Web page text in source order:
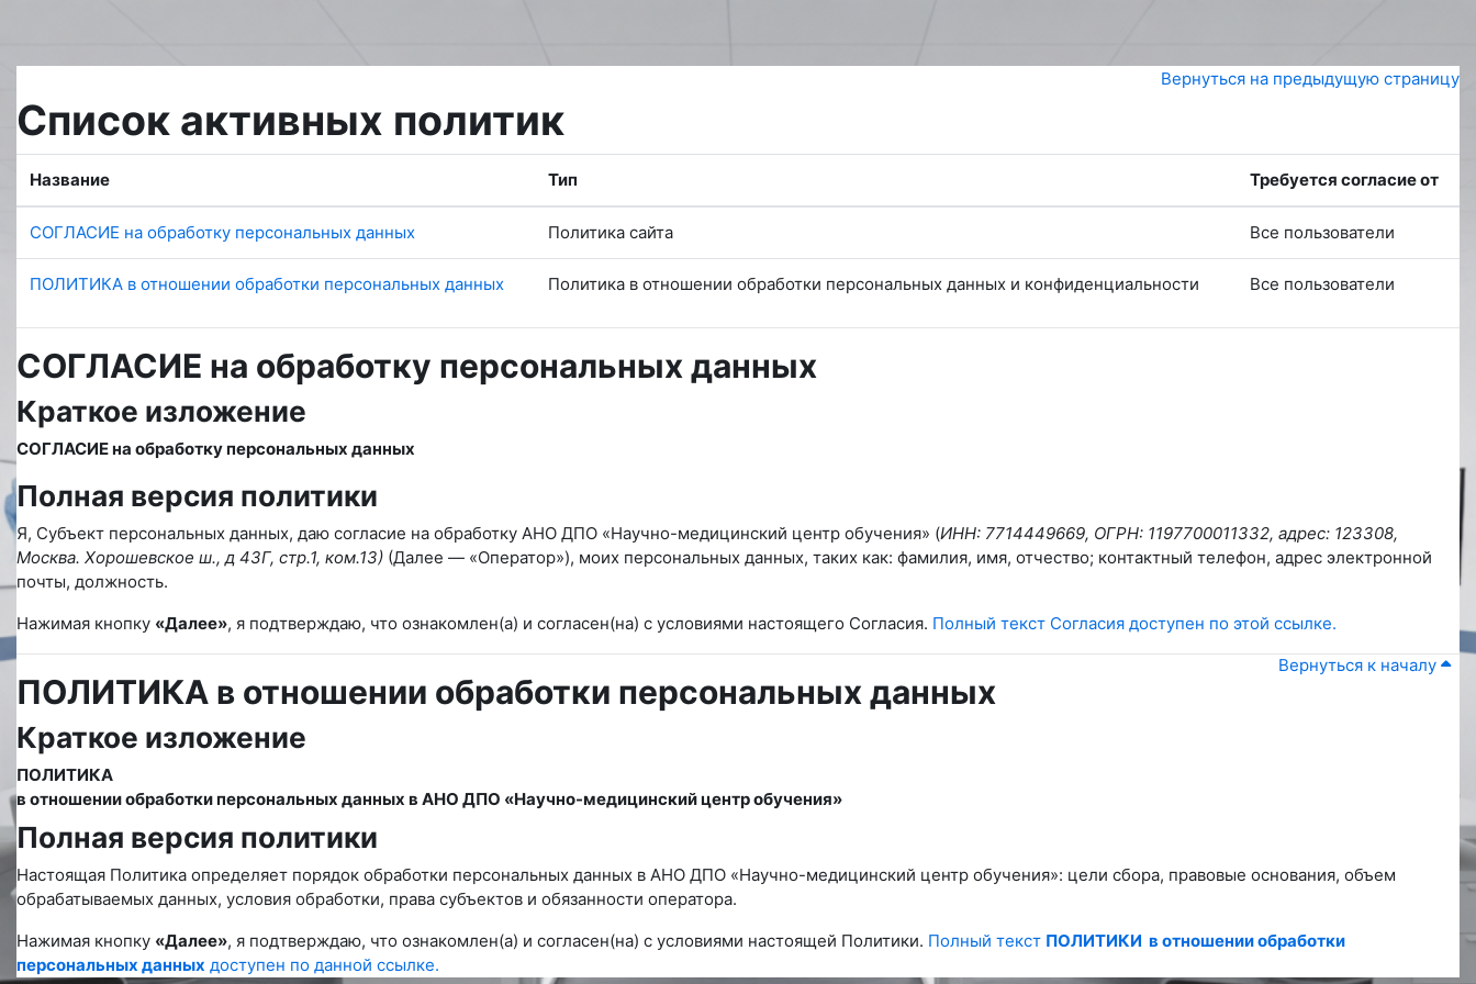
Вернуться на предыдущую страницу
Список активных политик
Название Тип Требуется согласие от
СОГЛАСИЕ на обработку персональных данных Политика сайта Все пользователи
ПОЛИТИКА в отношении обработки персональных данных Политика в отношении обработки персональных данных и конфиденциальности Все пользователи
СОГЛАСИЕ на обработку персональных данных
Краткое изложение
СОГЛАСИЕ на обработку персональных данных
Полная версия политики
Я, Субъект персональных данных, даю согласие на обработку АНО ДПО «Научно-медицинский центр обучения» (ИНН: 7714449669, ОГРН: 1197700011332, адрес: 123308,
Москва. Хорошевское ш., д 43Г, стр.1, ком.13) (Далее — «Оператор»), моих персональных данных, таких как: фамилия, имя, отчество; контактный телефон, адрес электронной
почты, должность.
Нажимая кнопку «Далее», я подтверждаю, что ознакомлен(а) и согласен(на) с условиями настоящего Согласия. Полный текст Согласия доступен по этой ссылке.
Вернуться к началу
ПОЛИТИКА в отношении обработки персональных данных
Краткое изложение
ПОЛИТИКА
в отношении обработки персональных данных в АНО ДПО «Научно-медицинский центр обучения»
Полная версия политики
Настоящая Политика определяет порядок обработки персональных данных в АНО ДПО «Научно-медицинский центр обучения»: цели сбора, правовые основания, объем
обрабатываемых данных, условия обработки, права субъектов и обязанности оператора.
Нажимая кнопку «Далее», я подтверждаю, что ознакомлен(а) и согласен(на) с условиями настоящей Политики. Полный текст ПОЛИТИКИ в отношении обработки
персональных данных доступен по данной ссылке.